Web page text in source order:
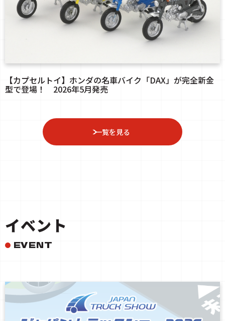
【カプセルトイ】ホンダの名車バイク「DAX」が完全新金
型で登場！ 2026年5月発売
一覧を見る
イベント
EVENT